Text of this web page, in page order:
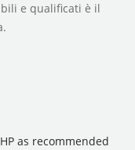
e qualificati è il
as recommended